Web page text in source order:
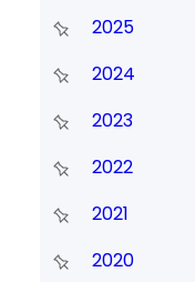
2025
2024
2023
2022
2021
2020